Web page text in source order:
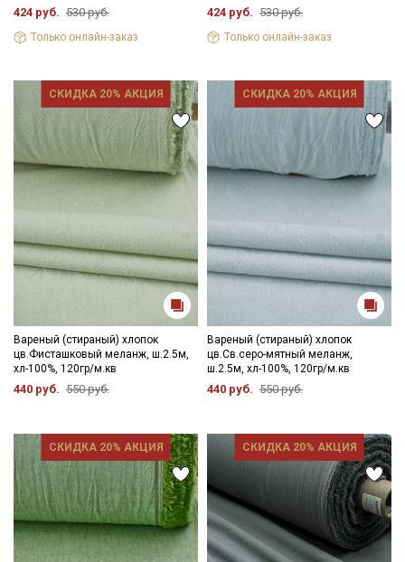
424 руб. 530 руб.
Только онлайн-заказ
424 руб. 530 руб.
Только онлайн-заказ
СКИДКА 20% АКЦИЯ
Вареный (стираный) хлопок
цв.Фисташковый меланж, ш.2.5м,
хл-100%, 120гр/м.кв
440 руб. 550 руб.
СКИДКА 20% АКЦИЯ
Вареный (стираный) хлопок
цв.Св.серо-мятный меланж,
ш.2.5м, хл-100%, 120гр/м.кв
440 руб. 550 руб.
СКИДКА 20% АКЦИЯ СКИДКА 20% АКЦИЯ
Секретная рассылка от Купава
Мы публикуем здесь дополнительные
промокоды и скидки до 30% на узкие
категории тканей
Электронная почта
Подписаться
данныхи даюСогласие на обработку персональных
данных
Даю Согласие на получение рекламных и
информационных рассылок